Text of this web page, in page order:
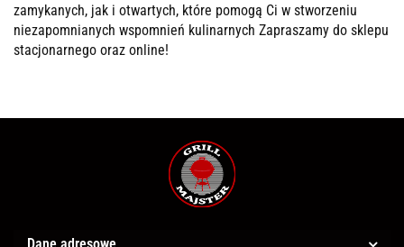
zamykanych, jak i otwartych, które pomogą Ci w stworzeniu
niezapomnianych wspomnień kulinarnych Zapraszamy do sklepu
stacjonarnego oraz online!
Dane adresowe